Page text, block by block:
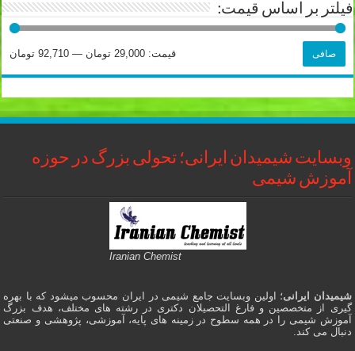
فیلتر بر اساس قیمت:
حداقل
قیمت
حداكثر
قيمت
صافی قيمت: 29,000 تومان — 92,710 تومان
وبسایت شیمیدان ایرانی؛ تحولی بزرگ در حوزه
آموزش شیمی
Iranian Chemist
شیمیدان ایرانی؛ اولین وبسایت جامع شیمی در ایران محسوب میشود که با بهره
گیری از متخصصین و فارغ التحصیلان دکتری در رشته های مختلف، هدف بزرگ
آموزش شیمی را در همه سطوح در زمینه های پایه، آموزشی، پژوهشی و صنعتی
دنبال می کند.